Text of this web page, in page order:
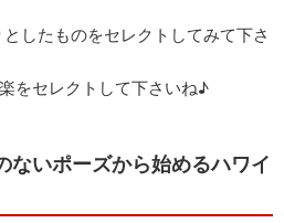
したものをセレクトしてみて下さ
をセレクトして下さいね♪
ないポーズから始めるハワイ